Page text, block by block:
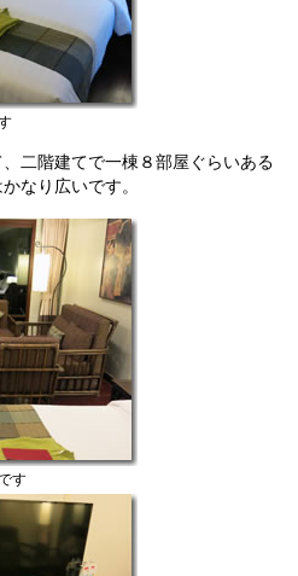
二階建てで一棟８部屋ぐらいある
なり広いです。
す